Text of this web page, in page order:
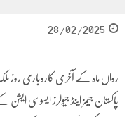
28/02/2025
رواں ماہ کے آخری کاروباری روز